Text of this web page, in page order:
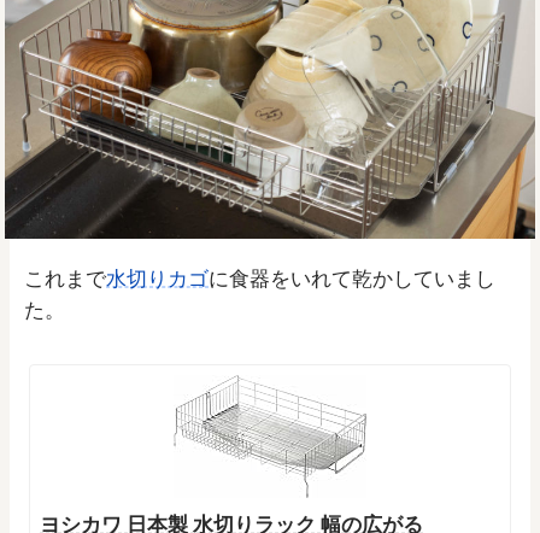
これまで水切りカゴに食器をいれて乾かしていまし
た。
ヨシカワ 日本製 水切りラック 幅の広がる